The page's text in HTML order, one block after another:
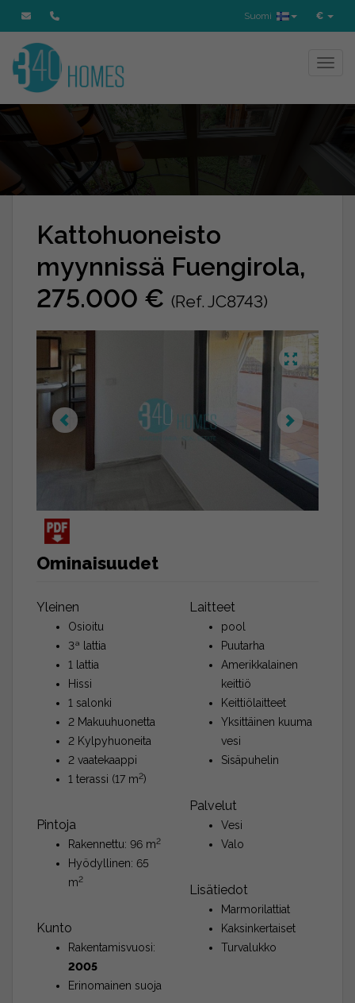
€
Suomi
Kattohuoneisto
myynnissä Fuengirola,
275.000 € (Ref. JC8743)
Ominaisuudet
Yleinen
Osioitu
3ª lattia
1 lattia
Hissi
1 salonki
2 Makuuhuonetta
2 Kylpyhuoneita
2 vaatekaappi
1 terassi (17 m2)
Pintoja
Rakennettu: 96 m2
Hyödyllinen: 65
m2
Kunto
Rakentamisvuosi:
2005
Erinomainen suoja
Laitteet
pool
Puutarha
Amerikkalainen
keittiö
Keittiölaitteet
Yksittäinen kuuma
vesi
Sisäpuhelin
Palvelut
Vesi
Valo
Lisätiedot
Marmorilattiat
Kaksinkertaiset
Turvalukko